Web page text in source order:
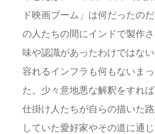
ド映画ブーム」は何だったの
の人たちの間にインドで製作
味や認識があったわけではな
容れるインフラも何もないま
た。少々意地悪な解釈をすれ
仕掛け人たちが自らの描いた
していた愛好家やその道に通